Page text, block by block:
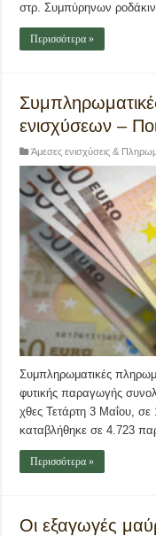
στρ. Συμπύρηνων
Περισσότερα »
ενισχύσεων –
Άμεσες ενισχύσεις &
Συμπληρωματικές
φυτικής παραγωγής
χθες Τετάρτη 3 Μαΐου,
καταβλήθηκε σε 4.723
Περισσότερα »
Οι εξαγωγές